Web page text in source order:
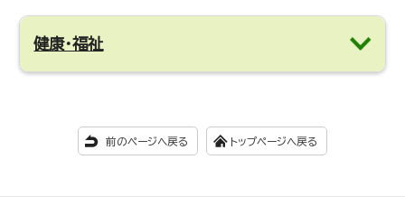
健康・福祉
前のページへ戻る トップページへ戻る